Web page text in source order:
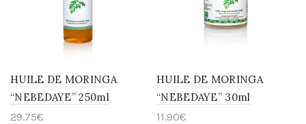
HUILE DE MORINGA
“NEBEDAYE” 250ml
29.75€
HUILE DE MORINGA
“NEBEDAYE” 30ml
11.90€